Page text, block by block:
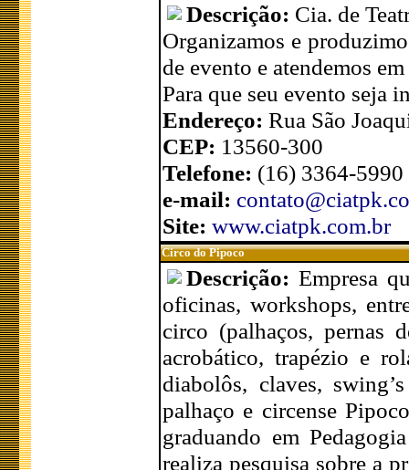
Descrição: Cia. de
Organizamos e
de evento e atendemos
Para que seu evento seja
Endereço: Rua São
CEP: 13560-300
Telefone: (16) 3364-
e-mail:
Site: www.ciatpk.com.br
Circo do Pipoco
Descrição: Empresa
oficinas, workshops,
circo (palhaços, pernas
acrobático, trapézio e
diabolôs, claves,
palhaço e circense
graduando em
realiza pesquisa sobre a